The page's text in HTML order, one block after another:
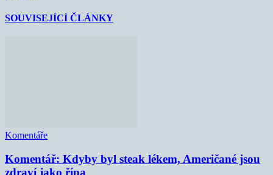
SOUVISEJÍCÍ ČLÁNKY
Komentáře
Komentář: Kdyby byl steak lékem, Američané jsou
zdraví jako řípa